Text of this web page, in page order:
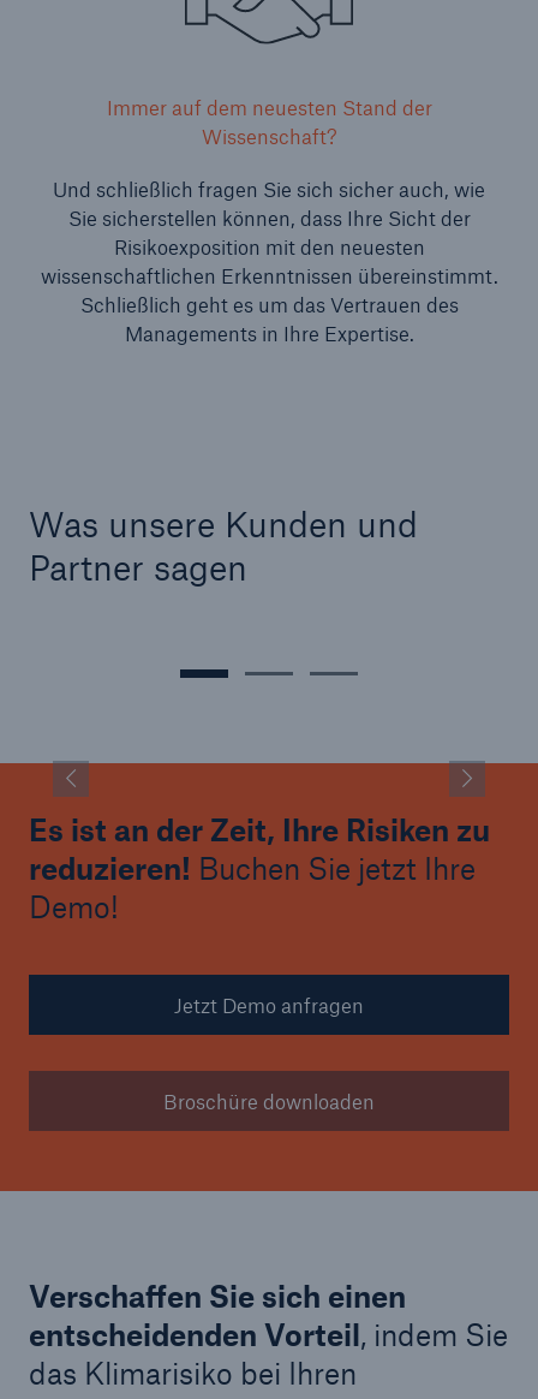
Immer auf dem neuesten Stand der
Wissenschaft?
Und schließlich fragen Sie sich sicher auch, wie
Sie sicherstellen können, dass Ihre Sicht der
Risikoexposition mit den neuesten
wissenschaftlichen Erkenntnissen übereinstimmt.
Schließlich geht es um das Vertrauen des
Managements in Ihre Expertise.
Was unsere Kunden und
Partner sagen
Es ist an der Zeit, Ihre Risiken zu
reduzieren! Buchen Sie jetzt Ihre
Demo!
Jetzt Demo anfragen
Broschüre downloaden
Verschaffen Sie sich einen
entscheidenden Vorteil, indem Sie
das Klimarisiko bei Ihren